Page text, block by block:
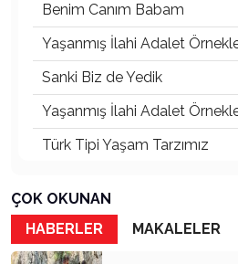
Benim Canım Babam
Yaşanmış İlahi Adalet
Sanki Biz de Yedik
Yaşanmış İlahi Adalet
Türk Tipi Yaşam Tarzımız
Katil Ağaçlar
Keşke Herkes Sevdiği ve İyi
ÇOK OKUNAN
HABERLER
MAKALELER